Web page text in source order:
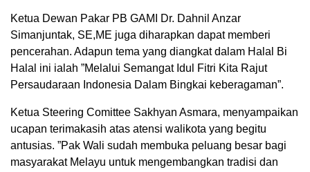
Ketua Dewan Pakar PB GAMI Dr. Dahnil Anzar
Simanjuntak, SE,ME juga diharapkan dapat memberi
pencerahan. Adapun tema yang diangkat dalam Halal Bi
Halal ini ialah ”Melalui Semangat Idul Fitri Kita Rajut
Persaudaraan Indonesia Dalam Bingkai keberagaman”.
Ketua Steering Comittee Sakhyan Asmara, menyampaikan
ucapan terimakasih atas atensi walikota yang begitu
antusias. ”Pak Wali sudah membuka peluang besar bagi
masyarakat Melayu untuk mengembangkan tradisi dan